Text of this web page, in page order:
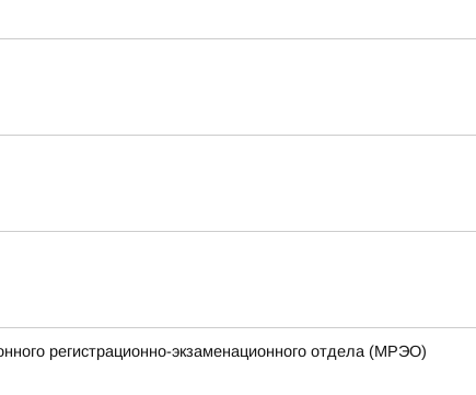
регистрационно-экзаменационного отдела (МРЭО)